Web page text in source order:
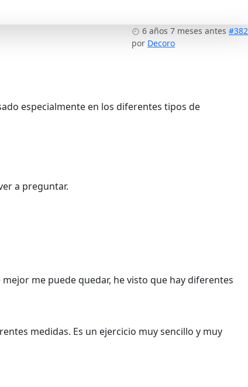
6 años 7 meses antes #382
por Decoro
especialmente en los diferentes tipos de
a preguntar.
me puede quedar, he visto que hay diferentes
medidas. Es un ejercicio muy sencillo y muy